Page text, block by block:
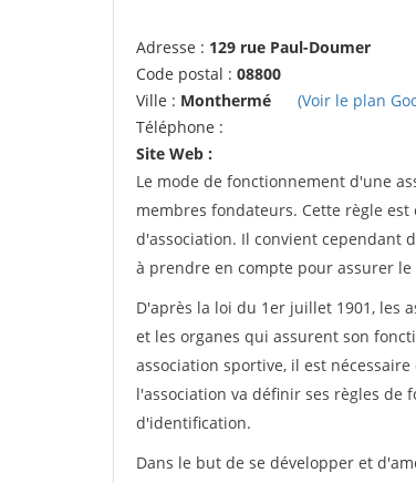
Adresse : 129 rue Paul-Doumer
Code postal : 08800
Ville : Monthermé
(Voir le plan
Téléphone :
Site Web :
Le mode de fonctionnement d'une
membres fondateurs. Cette règle
d'association. Il convient cependant
à prendre en compte pour assurer
D'après la loi du 1er juillet 1901, les
et les organes qui assurent son
association sportive, il est
l'association va définir ses règles
d'identification.
Dans le but de se développer et